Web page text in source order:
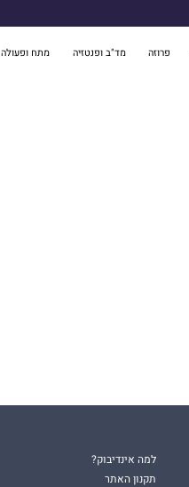
פרוזה מד"ב ופנטזיה מתח ופעולה
למה אינדיבוק?
תקנון האתר